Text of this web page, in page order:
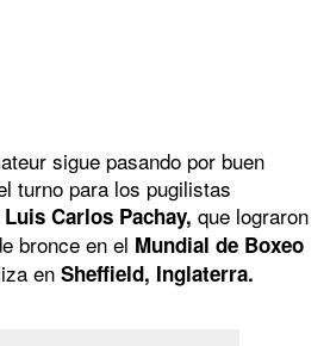
sigue pasando por buen
turno para los pugilistas
Carlos Pachay, que lograron
bronce en el Mundial de Boxeo
en Sheffield, Inglaterra.